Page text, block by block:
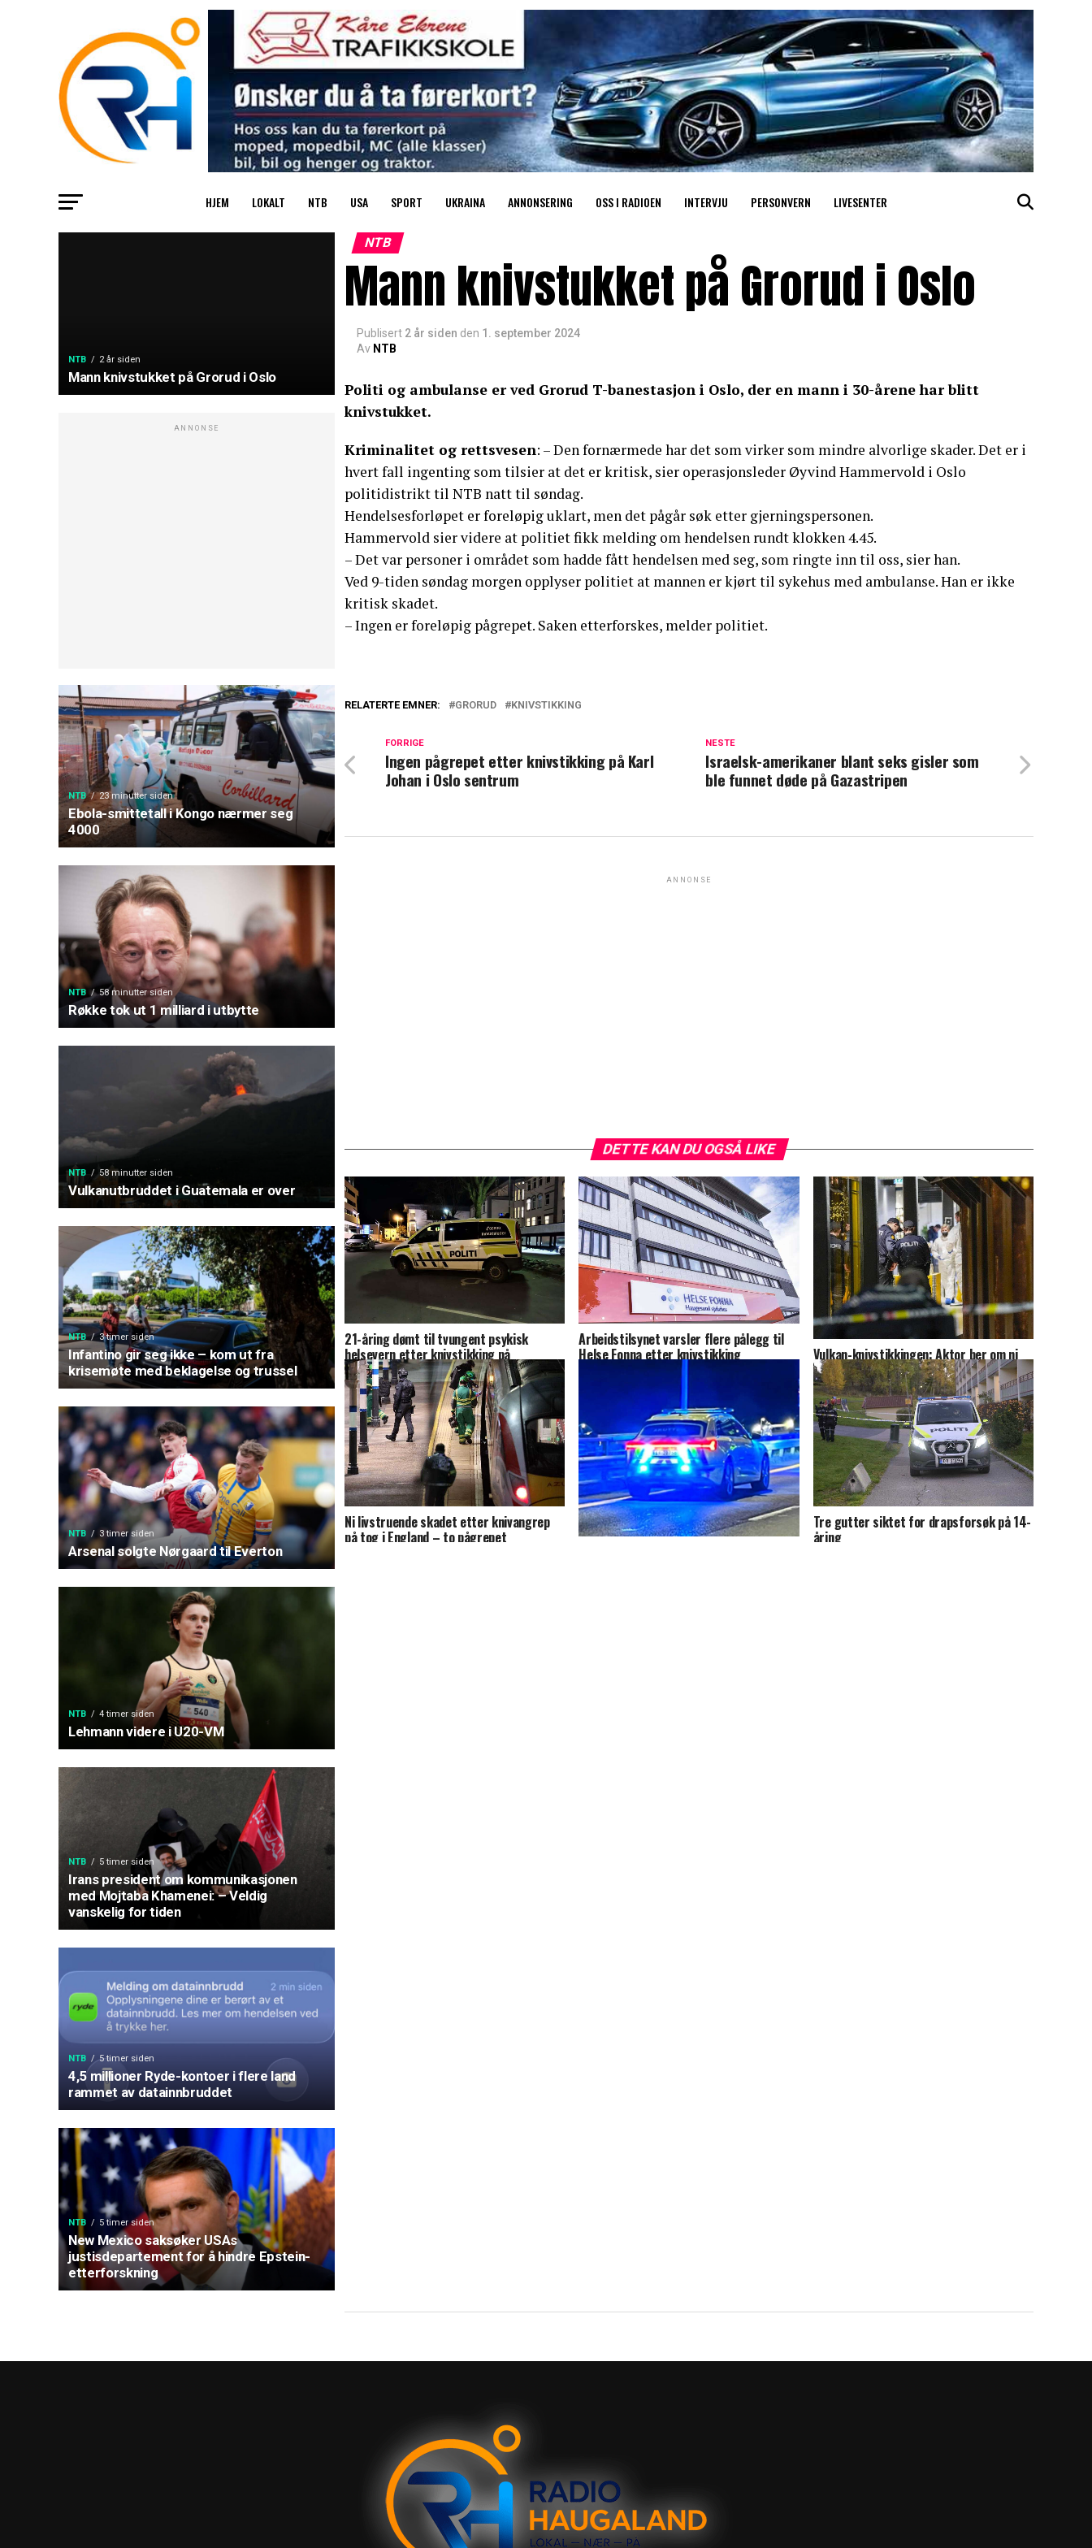
HJEM LOKALT NTB USA SPORT UKRAINA ANNONSERING OSS I RADIOEN INTERVJU PERSONVERN LIVESENTER
NTB 2 år siden
Mann knivstukket på Grorud i Oslo
ANNONSE
NTB 23 minutter siden
Ebola-smittetall i Kongo nærmer seg
4000
NTB 58 minutter siden
Røkke tok ut 1 milliard i utbytte
NTB 58 minutter siden
Vulkanutbruddet i Guatemala er over
NTB 3 timer siden
Infantino gir seg ikke – kom ut fra
krisemøte med beklagelse og trussel
NTB 3 timer siden
Arsenal solgte Nørgaard til Everton
NTB 4 timer siden
Lehmann videre i U20-VM
NTB 5 timer siden
Irans president om kommunikasjonen
med Mojtaba Khamenei: – Veldig
vanskelig for tiden
NTB 5 timer siden
4,5 millioner Ryde-kontoer i flere land
rammet av datainnbruddet
NTB 5 timer siden
New Mexico saksøker USAs
justisdepartement for å hindre Epstein-
etterforskning
NTB
Mann knivstukket på Grorud i Oslo
Publisert 2 år siden den 1. september 2024
Av NTB
Politi og ambulanse er ved Grorud T-banestasjon i Oslo, der en mann i 30-årene har blitt
knivstukket.
Kriminalitet og rettsvesen: – Den fornærmede har det som virker som mindre alvorlige skader. Det er i
hvert fall ingenting som tilsier at det er kritisk, sier operasjonsleder Øyvind Hammervold i Oslo
politidistrikt til NTB natt til søndag.
Hendelsesforløpet er foreløpig uklart, men det pågår søk etter gjerningspersonen.
Hammervold sier videre at politiet fikk melding om hendelsen rundt klokken 4.45.
– Det var personer i området som hadde fått hendelsen med seg, som ringte inn til oss, sier han.
Ved 9-tiden søndag morgen opplyser politiet at mannen er kjørt til sykehus med ambulanse. Han er ikke
kritisk skadet.
– Ingen er foreløpig pågrepet. Saken etterforskes, melder politiet.
RELATERTE EMNER: GRORUD KNIVSTIKKING
NESTE
Israelsk-amerikaner blant seks gisler som
ble funnet døde på Gazastripen
FORRIGE
Ingen pågrepet etter knivstikking på Karl
Johan i Oslo sentrum
ANNONSE
DETTE KAN DU OGSÅ LIKE
21-åring dømt til tvungent psykisk
helsevern etter knivstikking på
Haugesund sjukehus
Arbeidstilsynet varsler flere pålegg til
Helse Fonna etter knivstikking Vulkan-knivstikkingen: Aktor ber om ni
års forvaring
Ni livstruende skadet etter knivangrep
på tog i England – to pågrepet
Tre gutter siktet for drapsforsøk på 14-
åring